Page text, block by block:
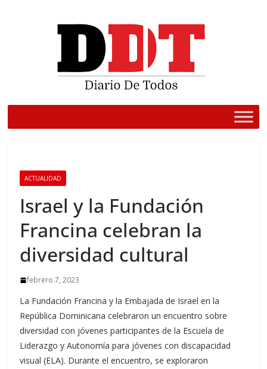
ACTUALIDAD
Israel y la Fundación
Francina celebran la
diversidad cultural
febrero 7, 2023
La Fundación Francina y la Embajada de Israel en la
República Dominicana celebraron un encuentro sobre
diversidad con jóvenes participantes de la Escuela de
Liderazgo y Autonomía para jóvenes con discapacidad
visual (ELA). Durante el encuentro, se exploraron